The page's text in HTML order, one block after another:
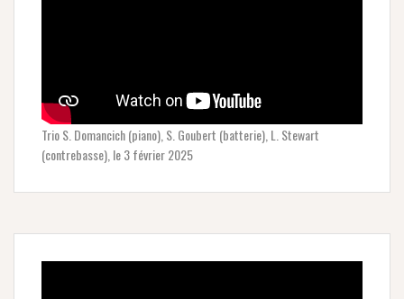
Trio S. Domancich (piano), S. Goubert (batterie), L. Stewart
(contrebasse), le 3 février 2025